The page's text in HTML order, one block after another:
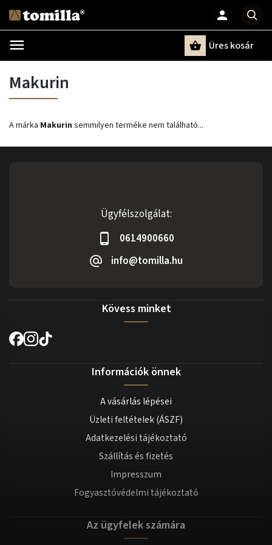
Üres kosár
Makurin
A márka Makurin semmilyen terméke nem található...
Ügyfélszolgálat:
0614900660
info@tomilla.hu
Kövess minket
Információk önnek
A vásárlás lépései
Üzleti feltételek (ÁSZF)
Adatkezelési tájékoztató
Szállítás és fizetés
Impresszum
Fogyasztóvédelmi tájékoztató
Az ügyfelek számára